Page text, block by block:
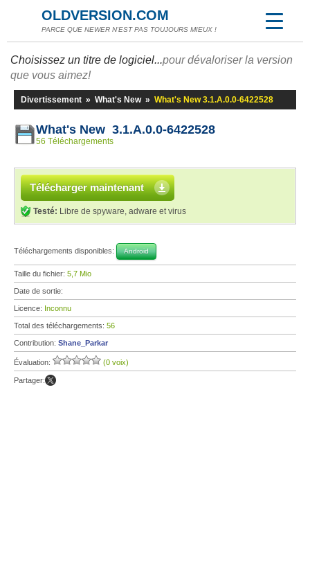
OLDVERSION.COM
PARCE QUE NEWER N'EST PAS TOUJOURS MIEUX !
Choisissez un titre de logiciel...pour dévaloriser la version
que vous aimez!
Divertissement » What's New » What's New 3.1.A.0.0-6422528
What's New 3.1.A.0.0-6422528
56 Téléchargements
Télécharger maintenant
Testé: Libre de spyware, adware et virus
Téléchargements disponibles: Android
Taille du fichier: 5,7 Mio
Date de sortie:
Licence: Inconnu
Total des téléchargements: 56
Contribution: Shane_Parkar
Évaluation: (0 voix)
Partager: